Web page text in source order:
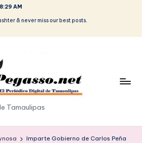
AM
& never miss our best posts.
Tamaulipas
Imparte Gobierno de Carlos Peña